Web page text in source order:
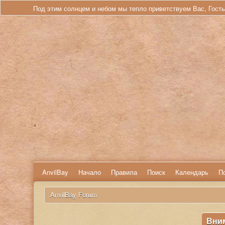
Под этим солнцем и небом мы тепло приветствуем Вас,
AnvilBay Начало Правила Поиск Календарь
AnvilBay Forum